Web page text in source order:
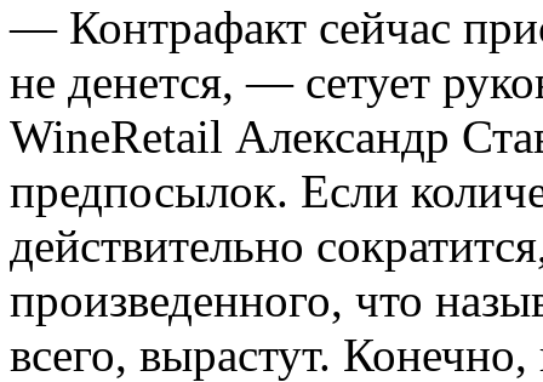
— Контрафакт сейчас
не денется, — сетует
WineRetail Александр
предпосылок. Если
действительно
произведенного, что
всего, вырастут.